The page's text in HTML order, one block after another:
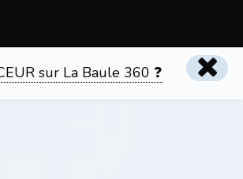
sur La Baule 360 ❓